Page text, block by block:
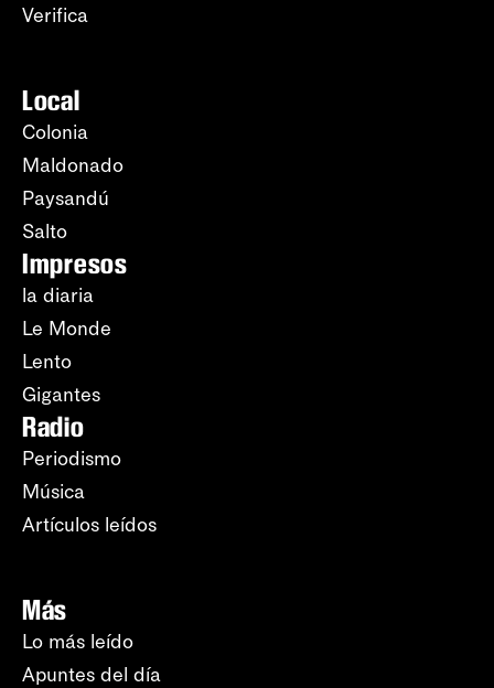
Verifica
Local
Colonia
Maldonado
Paysandú
Salto
Impresos
la diaria
Le Monde
Lento
Gigantes
Radio
Periodismo
Música
Artículos leídos
Más
Lo más leído
Apuntes del día